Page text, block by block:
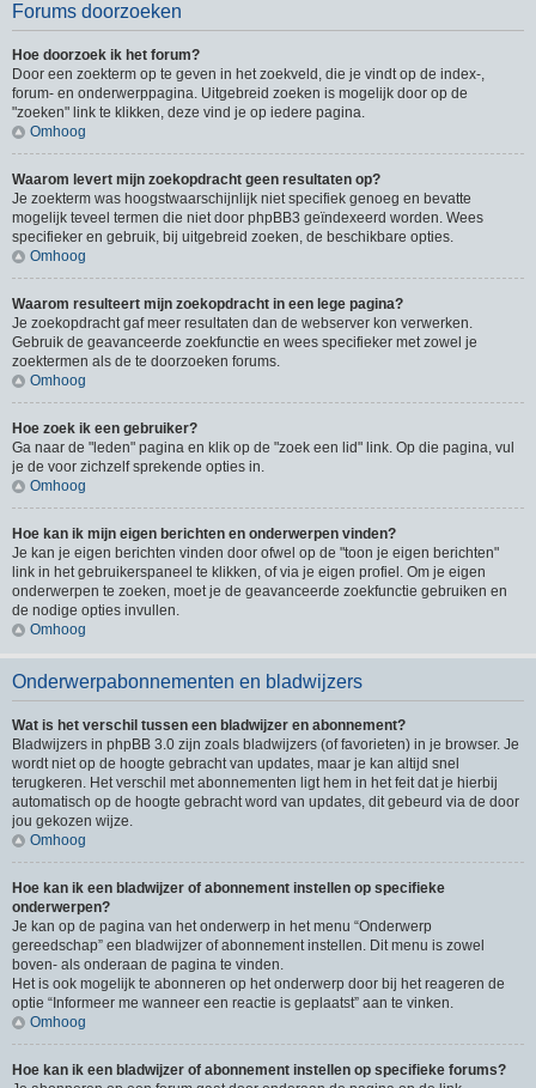
Forums doorzoeken
Hoe doorzoek ik het forum?
Door een zoekterm op te geven in het zoekveld, die je vindt op de index-,
forum- en onderwerppagina. Uitgebreid zoeken is mogelijk door op de
"zoeken" link te klikken, deze vind je op iedere pagina.
Omhoog
Waarom levert mijn zoekopdracht geen resultaten op?
Je zoekterm was hoogstwaarschijnlijk niet specifiek genoeg en bevatte
mogelijk teveel termen die niet door phpBB3 geïndexeerd worden. Wees
specifieker en gebruik, bij uitgebreid zoeken, de beschikbare opties.
Omhoog
Waarom resulteert mijn zoekopdracht in een lege pagina?
Je zoekopdracht gaf meer resultaten dan de webserver kon verwerken.
Gebruik de geavanceerde zoekfunctie en wees specifieker met zowel je
zoektermen als de te doorzoeken forums.
Omhoog
Hoe zoek ik een gebruiker?
Ga naar de "leden" pagina en klik op de "zoek een lid" link. Op die pagina, vul
je de voor zichzelf sprekende opties in.
Omhoog
Hoe kan ik mijn eigen berichten en onderwerpen vinden?
Je kan je eigen berichten vinden door ofwel op de "toon je eigen berichten"
link in het gebruikerspaneel te klikken, of via je eigen profiel. Om je eigen
onderwerpen te zoeken, moet je de geavanceerde zoekfunctie gebruiken en
de nodige opties invullen.
Omhoog
Onderwerpabonnementen en bladwijzers
Wat is het verschil tussen een bladwijzer en abonnement?
Bladwijzers in phpBB 3.0 zijn zoals bladwijzers (of favorieten) in je browser. Je
wordt niet op de hoogte gebracht van updates, maar je kan altijd snel
terugkeren. Het verschil met abonnementen ligt hem in het feit dat je hierbij
automatisch op de hoogte gebracht word van updates, dit gebeurd via de door
jou gekozen wijze.
Omhoog
Hoe kan ik een bladwijzer of abonnement instellen op specifieke
onderwerpen?
Je kan op de pagina van het onderwerp in het menu “Onderwerp
gereedschap” een bladwijzer of abonnement instellen. Dit menu is zowel
boven- als onderaan de pagina te vinden.
Het is ook mogelijk te abonneren op het onderwerp door bij het reageren de
optie “Informeer me wanneer een reactie is geplaatst” aan te vinken.
Omhoog
Hoe kan ik een bladwijzer of abonnement instellen op specifieke forums?